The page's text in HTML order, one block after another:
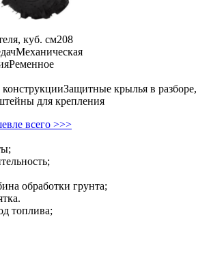
куб. см208
Механическая
Ременное
Защитные крылья в разборе,
для крепления
всего >>>
обработки грунта;
топлива;